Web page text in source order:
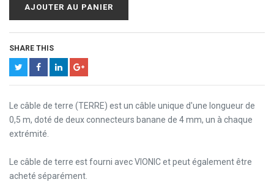
AJOUTER AU PANIER
SHARE THIS
Le câble de terre (TERRE) est un câble unique d'une longueur de
0,5 m, doté de deux connecteurs banane de 4 mm, un à chaque
extrémité.
Le câble de terre est fourni avec VIONIC et peut également être
acheté séparément.